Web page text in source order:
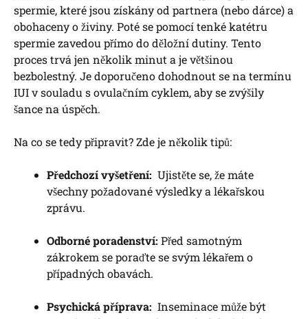
spermie, které jsou získány od partnera (nebo dárce) a
⁤obohaceny o živiny. Poté se pomocí tenké katétru
spermie zavedou přímo do děložní dutiny. Tento
‌proces trvá jen několik minut a⁣ je většinou
bezbolestný. Je doporučeno dohodnout se na termínu
IUI v​ souladu s ovulačním cyklem, aby se zvýšily
šance na ⁣úspěch.
Na ‌co se tedy připravit? Zde‌ je ​několik tipů:
Předchozí⁣ vyšetření: ‍ Ujistěte se, že​ máte‌
všechny požadované výsledky‍ a‍ lékařskou​
zprávu.
Odborné poradenství: Před ‍samotným
zákrokem se poraďte ​se svým lékařem‍ o
případných obavách.
Psychická ⁢příprava: ⁢ Inseminace může být⁢